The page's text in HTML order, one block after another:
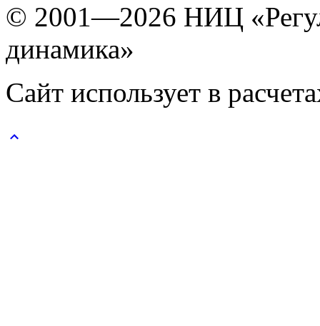
© 2001—2026 НИЦ
динамика»
Сайт использует в